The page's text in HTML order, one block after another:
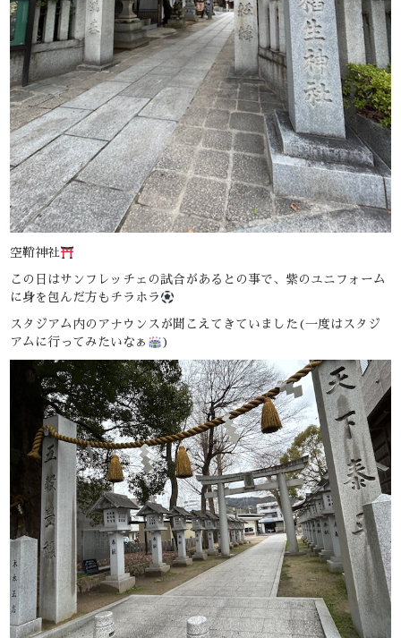
空鞘神社
この日はサンフレッチェの試合があるとの事で、紫のユニフォーム
に身を包んだ方もチラホラ
スタジアム内のアナウンスが聞こえてきていました(一度はスタジ
アムに行ってみたいなぁ
)